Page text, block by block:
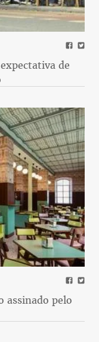
de
assinado pelo